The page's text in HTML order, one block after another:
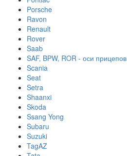
Porsche
Ravon
Renault
Rover
Saab
SAF, BPW, ROR - оси прицепов
Scania
Seat
Setra
Shaanxi
Skoda
Ssang Yong
Subaru
Suzuki
TagAZ